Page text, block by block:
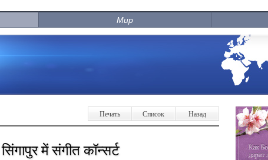
Мир
Печать Список Назад
में संगीत कॉन्सर्ट